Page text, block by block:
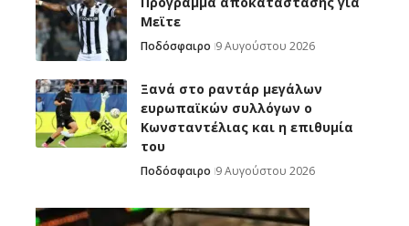
Μεϊτε
Ποδόσφαιρο 9 Αυγούστου 2026
Ξανά στο ραντάρ μεγάλων
ευρωπαϊκών συλλόγων ο
Κωνσταντέλιας και η επιθυμία
του
Ποδόσφαιρο 9 Αυγούστου 2026